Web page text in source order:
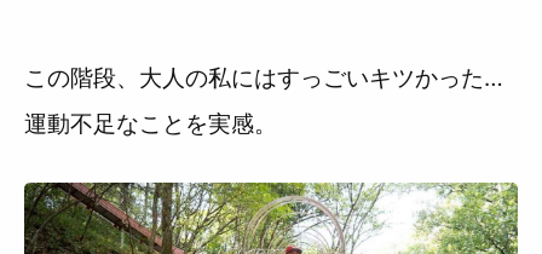
この階段、大人の私にはすっごいキツかった…
運動不足なことを実感。